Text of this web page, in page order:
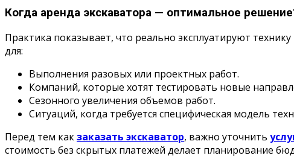
Когда аренда экскаватора — оптимальное
Практика показывает, что реально эксплуатируют
для:
Выполнения разовых или проектных работ.
Компаний, которые хотят тестировать новые
Сезонного увеличения объемов работ.
Ситуаций, когда требуется специфическая модель
Перед тем какзаказать экскаватор, важно уточнить
стоимость без скрытых платежей делает планирование